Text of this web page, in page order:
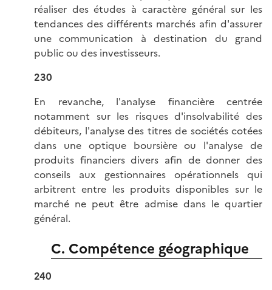
réaliser des études à caractère général sur les
tendances des différents marchés afin d'assurer
une communication à destination du grand
public ou des investisseurs.
230
En revanche, l'analyse financière centrée
notamment sur les risques d'insolvabilité des
débiteurs, l'analyse des titres de sociétés cotées
dans une optique boursière ou l'analyse de
produits financiers divers afin de donner des
conseils aux gestionnaires opérationnels qui
arbitrent entre les produits disponibles sur le
marché ne peut être admise dans le quartier
général.
C. Compétence géographique
240